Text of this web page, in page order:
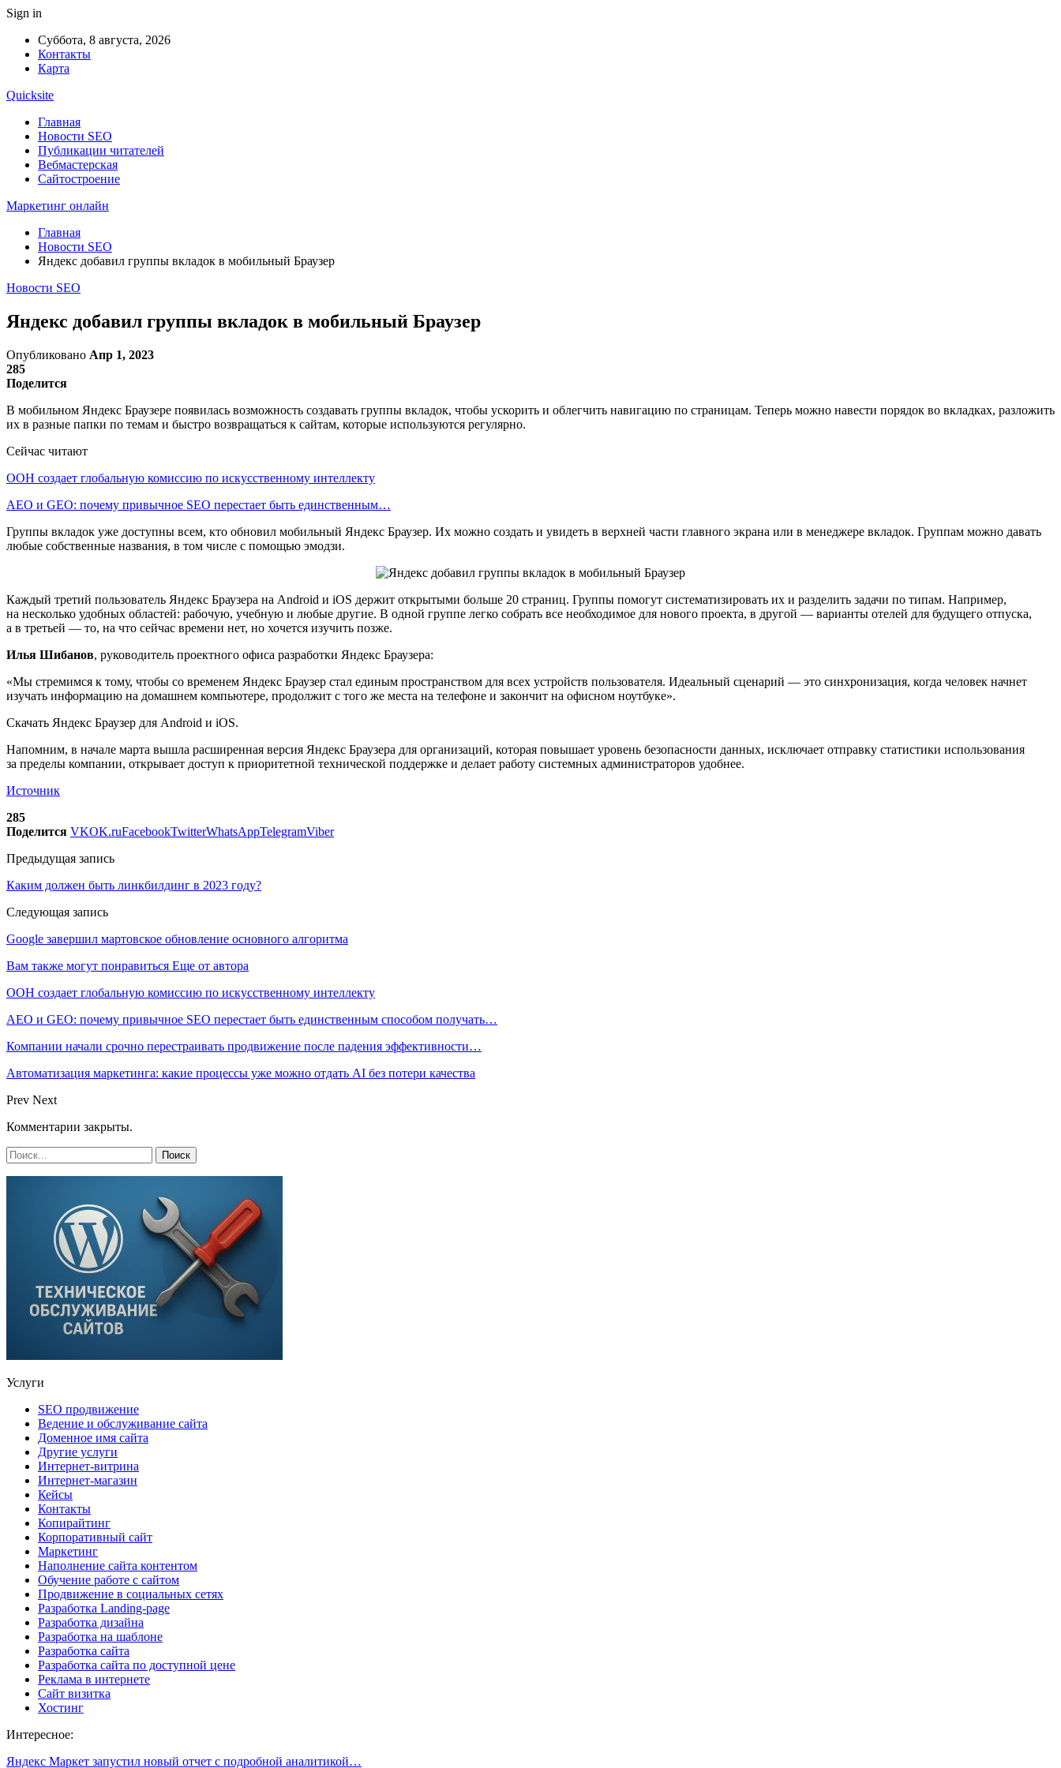
Sign in
Суббота, 8 августа, 2026
Контакты
Карта
Quicksite
Главная
Новости SEO
Публикации читателей
Вебмастерская
Сайтостроение
Маркетинг онлайн
Главная
Новости SEO
Яндекс добавил группы вкладок в мобильный Браузер
Новости SEO
Яндекс добавил группы вкладок в мобильный Браузер
Опубликовано Апр 1, 2023
285
Поделится
В мобильном Яндекс Браузере появилась возможность создавать группы вкладок, чтобы ускорить и облегчить навигацию по страницам. Теперь можно навести порядок во вкладках, разложить
их в разные папки по темам и быстро возвращаться к сайтам, которые используются регулярно.
Сейчас читают
ООН создает глобальную комиссию по искусственному интеллекту
AEO и GEO: почему привычное SEO перестает быть единственным…
Группы вкладок уже доступны всем, кто обновил мобильный Яндекс Браузер. Их можно создать и увидеть в верхней части главного экрана или в менеджере вкладок. Группам можно давать
любые собственные названия, в том числе с помощью эмодзи.
Каждый третий пользователь Яндекс Браузера на Android и iOS держит открытыми больше 20 страниц. Группы помогут систематизировать их и разделить задачи по типам. Например,
на несколько удобных областей: рабочую, учебную и любые другие. В одной группе легко собрать все необходимое для нового проекта, в другой — варианты отелей для будущего отпуска,
а в третьей — то, на что сейчас времени нет, но хочется изучить позже.
Илья Шибанов, руководитель проектного офиса разработки Яндекс Браузера:
«Мы стремимся к тому, чтобы со временем Яндекс Браузер стал единым пространством для всех устройств пользователя. Идеальный сценарий — это синхронизация, когда человек начнет
изучать информацию на домашнем компьютере, продолжит с того же места на телефоне и закончит на офисном ноутбуке».
Скачать Яндекс Браузер для Android и iOS.
Напомним, в начале марта вышла расширенная версия Яндекс Браузера для организаций, которая повышает уровень безопасности данных, исключает отправку статистики использования
за пределы компании, открывает доступ к приоритетной технической поддержке и делает работу системных администраторов удобнее.
Источник
285
Поделится VKOK.ruFacebookTwitterWhatsAppTelegramViber
Предыдущая запись
Каким должен быть линкбилдинг в 2023 году?
Следующая запись
Google завершил мартовское обновление основного алгоритма
Вам также могут понравиться Еще от автора
ООН создает глобальную комиссию по искусственному интеллекту
AEO и GEO: почему привычное SEO перестает быть единственным способом получать…
Компании начали срочно перестраивать продвижение после падения эффективности…
Автоматизация маркетинга: какие процессы уже можно отдать AI без потери качества
Prev Next
Комментарии закрыты.
Услуги
SEO продвижение
Ведение и обслуживание сайта
Доменное имя сайта
Другие услуги
Интернет-витрина
Интернет-магазин
Кейсы
Контакты
Копирайтинг
Корпоративный сайт
Маркетинг
Наполнение сайта контентом
Обучение работе с сайтом
Продвижение в социальных сетях
Разработка Landing-page
Разработка дизайна
Разработка на шаблоне
Разработка сайта
Разработка сайта по доступной цене
Реклама в интернете
Сайт визитка
Хостинг
Интересное:
Яндекс Маркет запустил новый отчет с подробной аналитикой…